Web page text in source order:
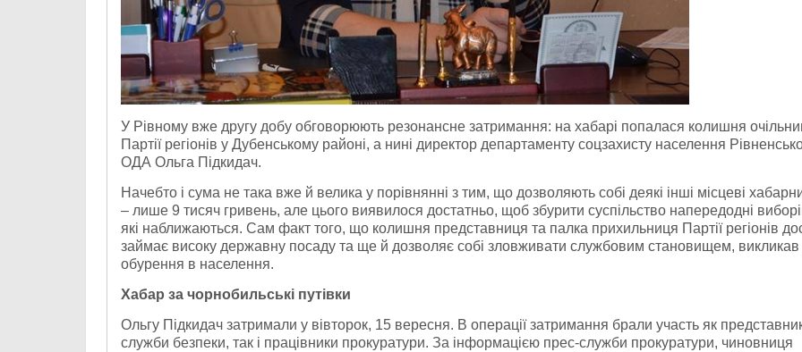
У Рівному вже другу добу обговорюють резонансне затримання: на хабарі попалася колишня
Партії регіонів у Дубенському районі, а нині директор департаменту соцзахисту населення
ОДА Ольга Підкидач.
Начебто і сума не така вже й велика у порівнянні з тим, що дозволяють собі деякі інші місцеві
– лише 9 тисяч гривень, але цього виявилося достатньо, щоб збурити суспільство напередодні
які наближаються. Сам факт того, що колишня представниця та палка прихильниця Партії регіонів
займає високу державну посаду та ще й дозволяє собі зловживати службовим становищем, викликав
обурення в населення.
Хабар за чорнобильські путівки
Ольгу Підкидач затримали у вівторок, 15 вересня. В операції затримання брали участь як
служби безпеки, так і працівники прокуратури. За інформацією прес-служби прокуратури, чиновниця